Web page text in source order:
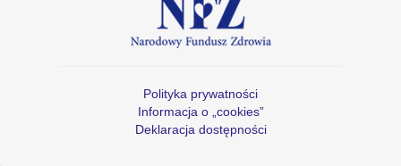
Polityka prywatności
Informacja o „cookies”
Deklaracja dostępności